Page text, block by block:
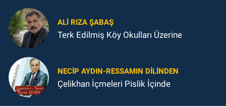
ALI RIZA ŞABAŞ
Terk Edilmiş Köy Okulları Üzerine
NECIP AYDIN-RESSAMIN DILINDEN
Çelikhan İçmeleri Pislik İçinde